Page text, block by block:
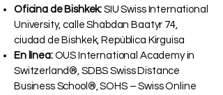
Oficina de Bishkek: SIU Swiss International
University, calle Shabdan Baatyr 74,
ciudad de Bishkek, República Kirguisa
En línea:OUS International Academy in
Switzerland®, SDBS Swiss Distance
Business School®, SOHS – Swiss Online